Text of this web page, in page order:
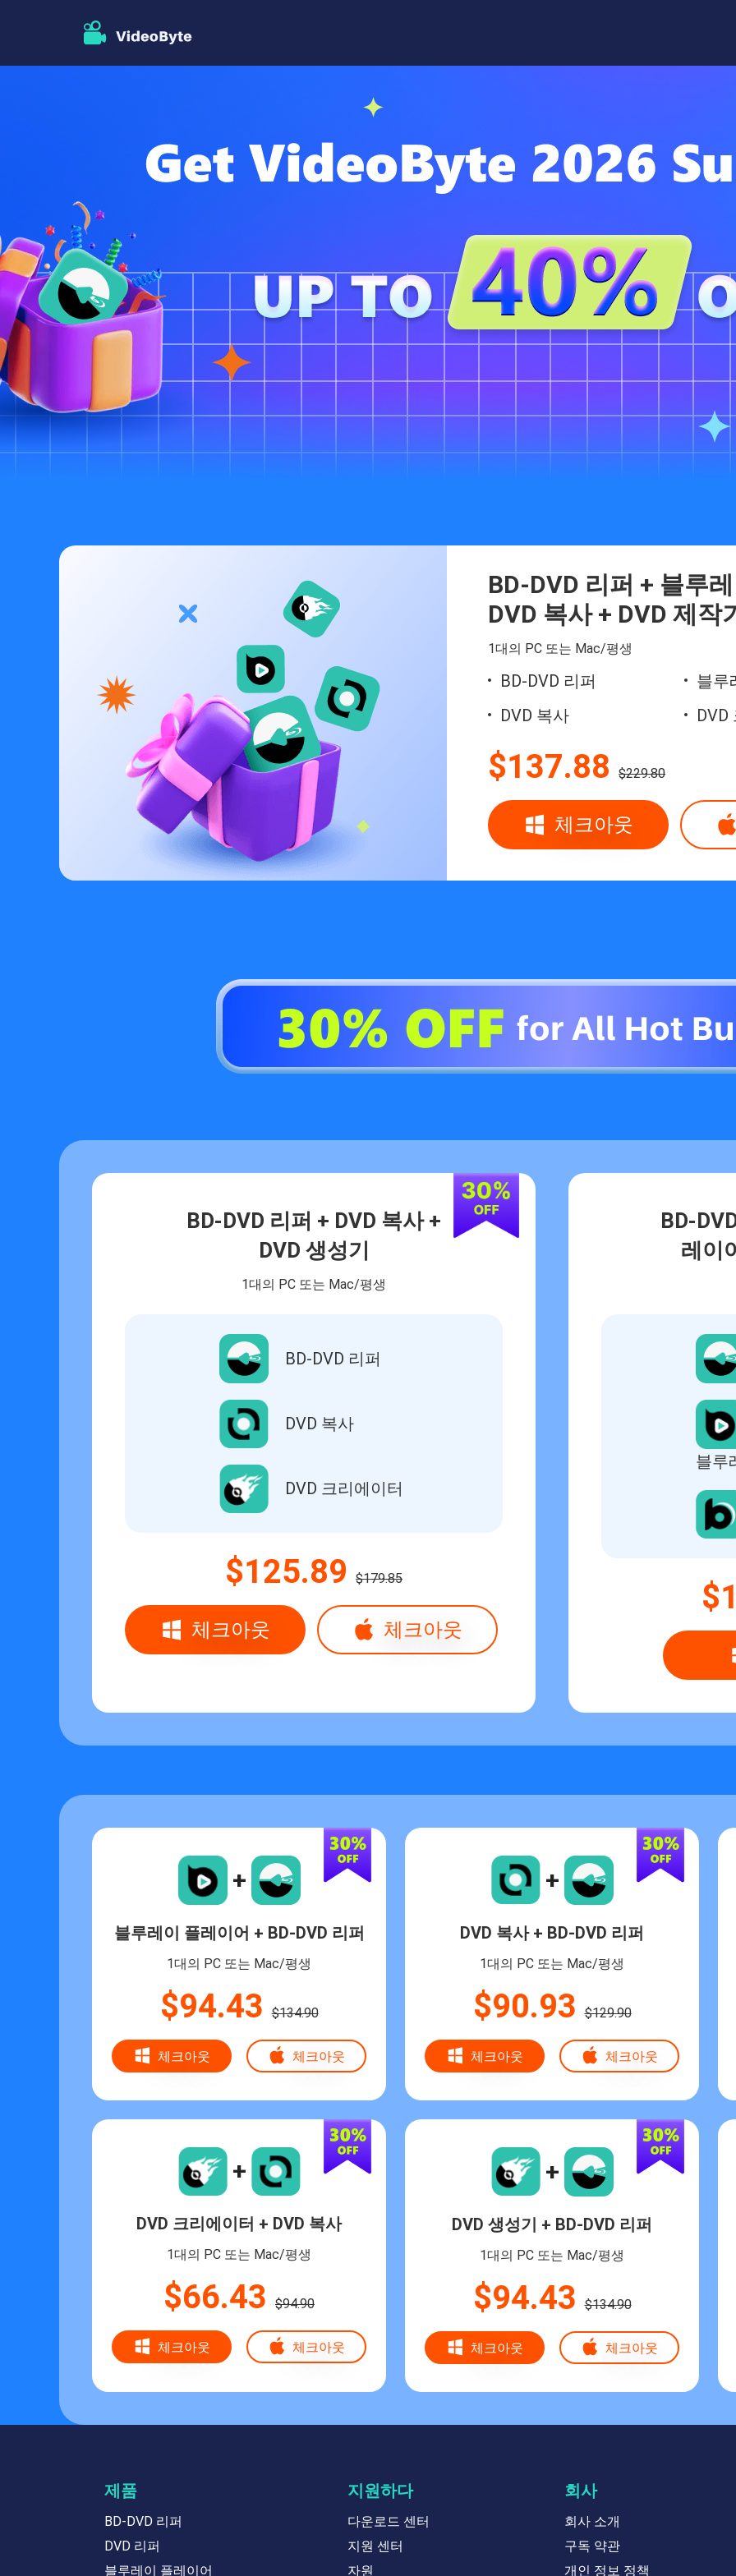
BD-DVD 리퍼 + 블루
DVD 복사 + DVD 제작
1대의 PC 또는 Mac/평생
BD-DVD 리퍼
블루
DVD 복사
DVD
$137.88 $229.80
체크아웃
BD-DVD 리퍼 + DVD 복사 +
DVD 생성기
1대의 PC 또는 Mac/평생
BD-DVD 리퍼
DVD 복사
DVD 크리에이터
$125.89 $179.85
체크아웃 체크아웃
BD-
레이
블루
+
블루레이 플레이어 + BD-DVD 리퍼
1대의 PC 또는 Mac/평생
$94.43$134.90
체크아웃 체크아웃
+
DVD 복사 + BD-DVD 리퍼
1대의 PC 또는 Mac/평생
$90.93$129.90
체크아웃 체크아웃
+
DVD 크리에이터 + DVD 복사
1대의 PC 또는 Mac/평생
$66.43 $94.90
체크아웃 체크아웃
+
DVD 생성기 + BD-DVD 리퍼
1대의 PC 또는 Mac/평생
$94.43$134.90
체크아웃 체크아웃
제품
BD-DVD 리퍼
DVD 리퍼
블루레이 플레이어
지원하다
다운로드 센터
지원 센터
자원
회사
회사 소개
구독 약관
개인 정보 정책